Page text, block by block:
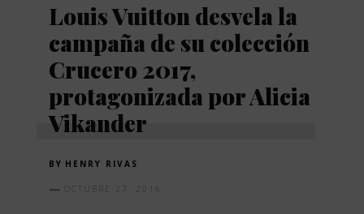
Louis Vuitton desvela la
campaña de su colección
Crucero 2017,
protagonizada por Alicia
Vikander
BY HENRY RIVAS
OCTUBRE 27, 2016